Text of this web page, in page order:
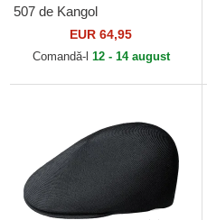
507 de Kangol
EUR 64,95
Comandă-l 12 - 14 august